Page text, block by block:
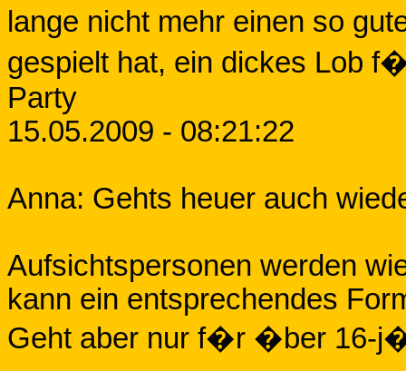
lange nicht mehr einen so
gespielt hat, ein dickes Lob
Party
15.05.2009 - 08:21:22
Anna: Gehts heuer auch
Aufsichtspersonen werden
kann ein entsprechendes
Geht aber nur f�r �ber 16-